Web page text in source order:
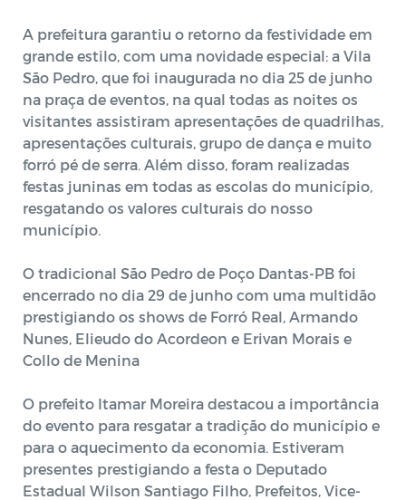
A prefeitura garantiu o retorno da festividade em
grande estilo, com uma novidade especial: a Vila
São Pedro, que foi inaugurada no dia 25 de junho
na praça de eventos, na qual todas as noites os
visitantes assistiram apresentações de quadrilhas,
apresentações culturais, grupo de dança e muito
forró pé de serra. Além disso, foram realizadas
festas juninas em todas as escolas do município,
resgatando os valores culturais do nosso
município.
O tradicional São Pedro de Poço Dantas-PB foi
encerrado no dia 29 de junho com uma multidão
prestigiando os shows de Forró Real, Armando
Nunes, Elieudo do Acordeon e Erivan Morais e
Collo de Menina
O prefeito Itamar Moreira destacou a importância
do evento para resgatar a tradição do município e
para o aquecimento da economia. Estiveram
presentes prestigiando a festa o Deputado
Estadual Wilson Santiago Filho, Prefeitos, Vice-